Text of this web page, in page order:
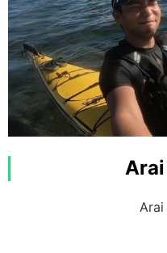
特技：衝浪
我來自大阪！
我非常喜歡生物與自然